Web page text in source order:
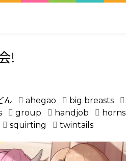
!
ん ahegao big breasts
group handjob horns
squirting twintails